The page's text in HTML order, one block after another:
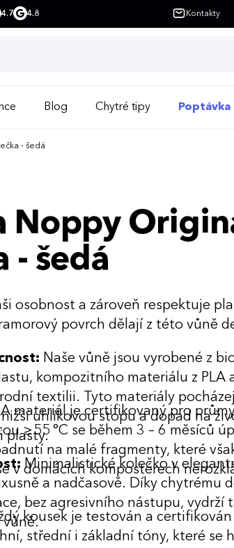
4.7 4.8 Kontakty
Blog Chytré tipy Poptávka
- šedá
Noppy
- šedá
osobnost a zároveň respektuje
povrch dělají z této vůně
Naše vůně jsou vyrobené z
kompozitního materiálu z PLA
textilii. Tyto materiály
uhlíkovou stopu a dopad na
plasty.
materiál je certifikovaný pro
≥ 55 °C se během 3 – 6 měsíců
na malé fragmenty, které
v domácích kompostérech
Minimalistické kolečko v
a nadčasově. Díky chytrému
bez agresivního nástupu, vydrží
vůně.kousek je testován a
střední i základní tóny, které se